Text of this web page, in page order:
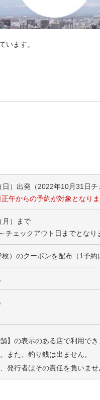
います。
）出発（2022年10月31日
午からの予約が対象となりま
月）まで
ェックアウト日までとなり
）のクーポンを配布（1予約
】の表示のある店で利用でき
また、釣り銭は出ません。
発行者はその責任を負いませ